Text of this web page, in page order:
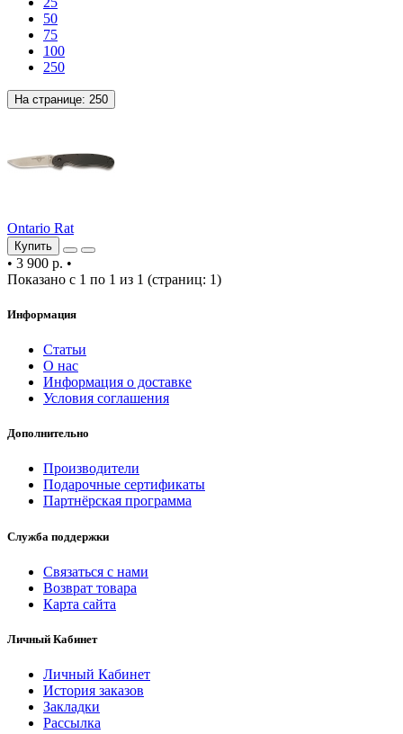
50
75
100
250
На странице: 250
Ontario Rat
Купить
• 3 900 р. •
Показано с 1 по 1 из 1 (страниц: 1)
Информация
Статьи
О нас
Информация о доставке
Условия соглашения
Дополнительно
Производители
Подарочные сертификаты
Партнёрская программа
Служба поддержки
Связаться с нами
Возврат товара
Карта сайта
Личный Кабинет
Личный Кабинет
История заказов
Закладки
Рассылка